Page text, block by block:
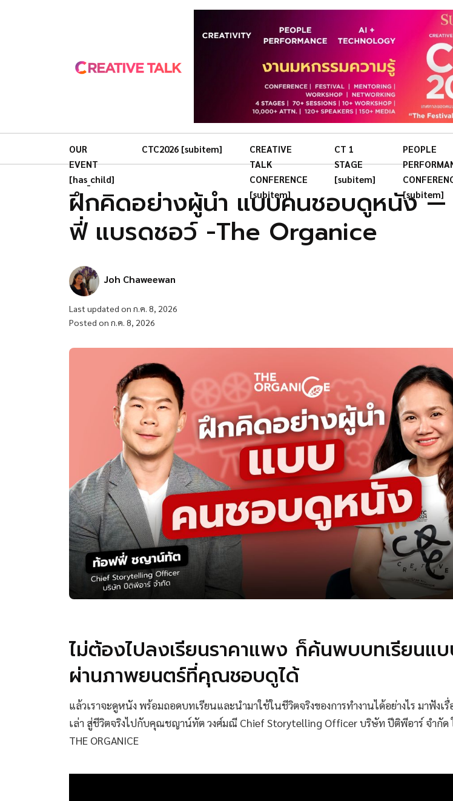
OUR
EVENT
[has_child]
CTC2026 [subitem]
CREATIVE
TALK
CONFERENCE
[subitem]
CT 1
STAGE
[subitem]
PEOPLE
[subitem]
ฝึกคิดอย่างผู้นำ แบบคนชอบดูหนัง
ฟี่ แบรดชอว์ -The Organice
Joh Chaweewan
Last updated on ก.ค. 8, 2026
Posted on ก.ค. 8, 2026
ไม่ต้องไปลงเรียนราคาแพง ก็ค้นพบบทเรียนแ
ผ่านภาพยนตร์ที่คุณชอบดูได้
แล้วเราจะดูหนัง พร้อมถอดบทเรียนและนำมาใช้ในชีวิตจริงของการทำงานได้อย่างไร มาฟังเรื่
เล่า สู่ชีวิตจริงไปกับคุณชญาน์ทัต วงศ์มณี Chief Storytelling Officer บริษัท ปีติพีอาร์ จำกัด
THE ORGANICE